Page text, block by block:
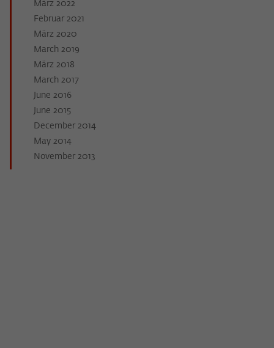
März 2022
Februar 2021
März 2020
March 2019
März 2018
March 2017
June 2016
June 2015
December 2014
May 2014
November 2013